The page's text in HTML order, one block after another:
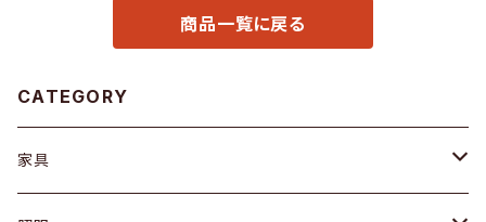
商品一覧に戻る
CATEGORY
家具